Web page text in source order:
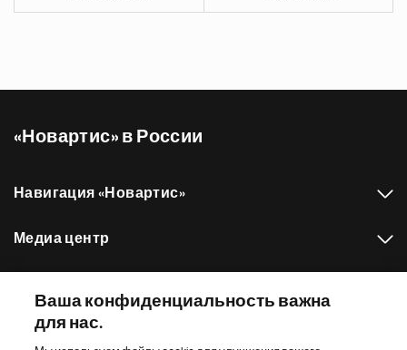
«Новартис» в России
Навигация «Новартис»
Медиа центр
Другие сайты «Новартис»
Ваша конфиденциальность важна
для нас.